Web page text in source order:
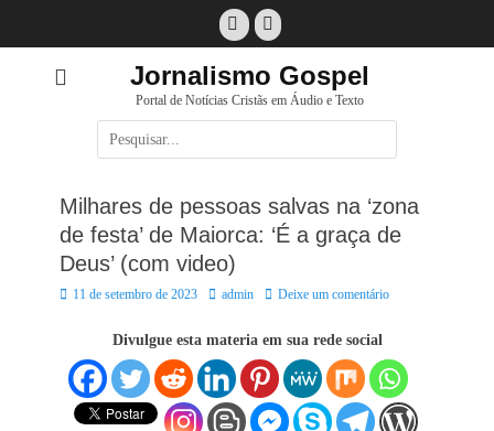
Facebook
E-
mail
Jornalismo Gospel
Portal de Notícias Cristãs em Áudio e Texto
Pesquisar
por:
Milhares de pessoas salvas na ‘zona
de festa’ de Maiorca: ‘É a graça de
Deus’ (com video)
Posted
11 de setembro de 2023 Autor:
admin Deixe um comentário
Divulgue esta materia em sua rede social